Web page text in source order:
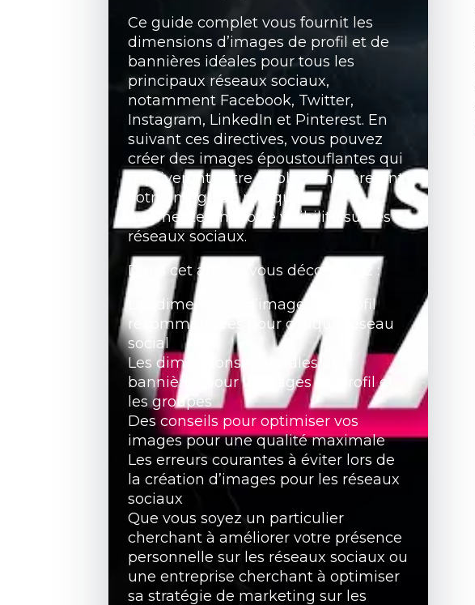
Ce guide complet vous fournit les
dimensions d’images de profil et de
bannières idéales pour tous les
principaux réseaux sociaux,
notamment Facebook, Twitter,
Instagram, LinkedIn et Pinterest. En
suivant ces directives, vous pouvez
créer des images époustouflantes qui
captiveront votre public, amélioreront
votre image de marque et
augmenteront votre visibilité sur les
réseaux sociaux.
Dans cet article, vous découvrirez :
Les dimensions d’images de profil
recommandées pour chaque réseau
social
Les dimensions optimales des
bannières pour les pages de profil et
les groupes
Des conseils pour optimiser vos
images pour une qualité maximale
Les erreurs courantes à éviter lors de
la création d’images pour les réseaux
sociaux
Que vous soyez un particulier
cherchant à améliorer votre présence
personnelle sur les réseaux sociaux ou
une entreprise cherchant à optimiser
sa stratégie de marketing sur les